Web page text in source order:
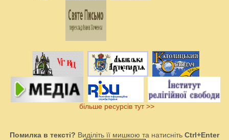
більше ресурсів тут >>
Помилка в тексті? Виділіть її мишкою та натисніть Ctrl+Enter